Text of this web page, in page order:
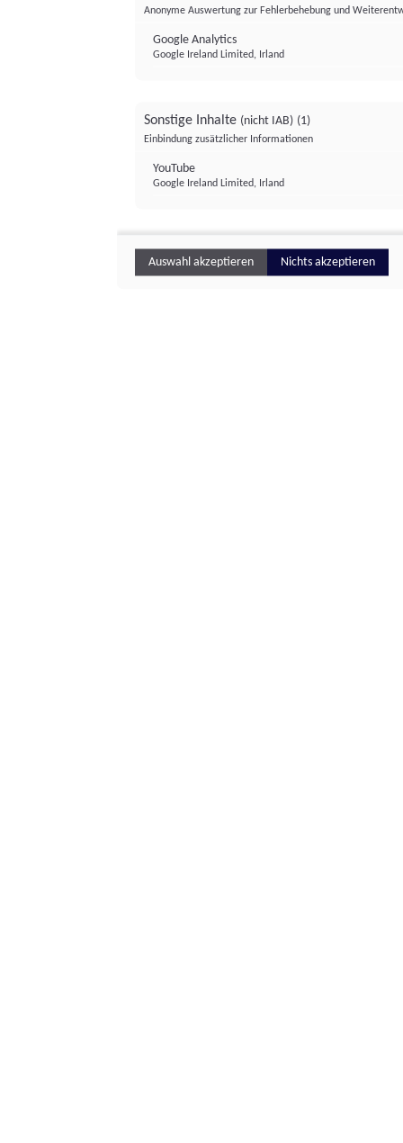
Anonyme Auswertung zur Fehlerbehebung und
Google Analytics
Google Ireland Limited, Irland
Sonstige Inhalte (nicht IAB) (1)
Einbindung zusätzlicher Informationen
YouTube
Google Ireland Limited, Irland
Auswahl akzeptieren Nichts akzeptieren